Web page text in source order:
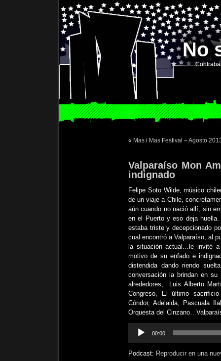
No
« Mas i Mas Festival – Agosto
Valparaíso Mon
indignado
Felipe Soto Wilde, músico
de un viaje a Chile,
aún cuando no nació allí, sin
en el Puerto y eso deja
estaba triste y decepcionado
cual encontró a Valparaíso, al
la situación actual…le invité
motivo de su enfado e
distendida dando riendo
conversación la brindan en
alrededores, Luis Alberto
Congreso, El último
Cóndor, Adelaida, Pascuala
Orquesta del
Reproductor
00:00
Podcast: Reproducir en una